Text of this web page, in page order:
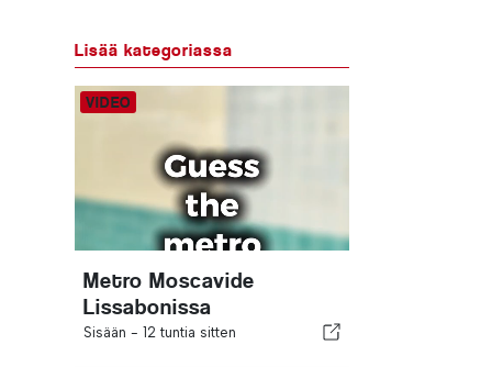
Lisää kategoriassa
Metro Moscavide
Lissabonissa
Sisään - 12 tuntia sitten